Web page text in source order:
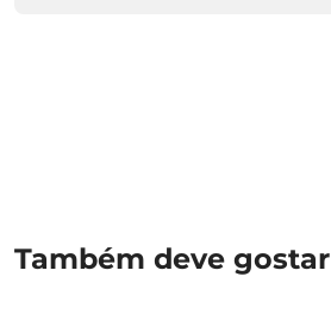
Também deve gostar